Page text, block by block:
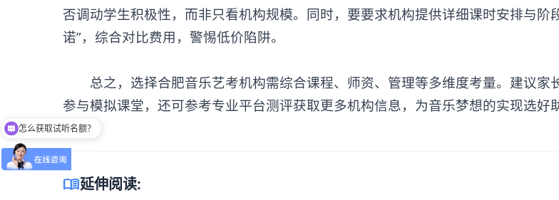
否调动学生积极性，而非只看机构规模。同时，要要求机构提供详细课时安排与阶
诺”，综合对比费用，警惕低价陷阱。
总之，选择合肥音乐艺考机构需综合课程、师资、管理等多维度考量。建议家
参与模拟课堂，还可参考专业平台测评获取更多机构信息，为音乐梦想的实现选好
menu_book延伸阅读: